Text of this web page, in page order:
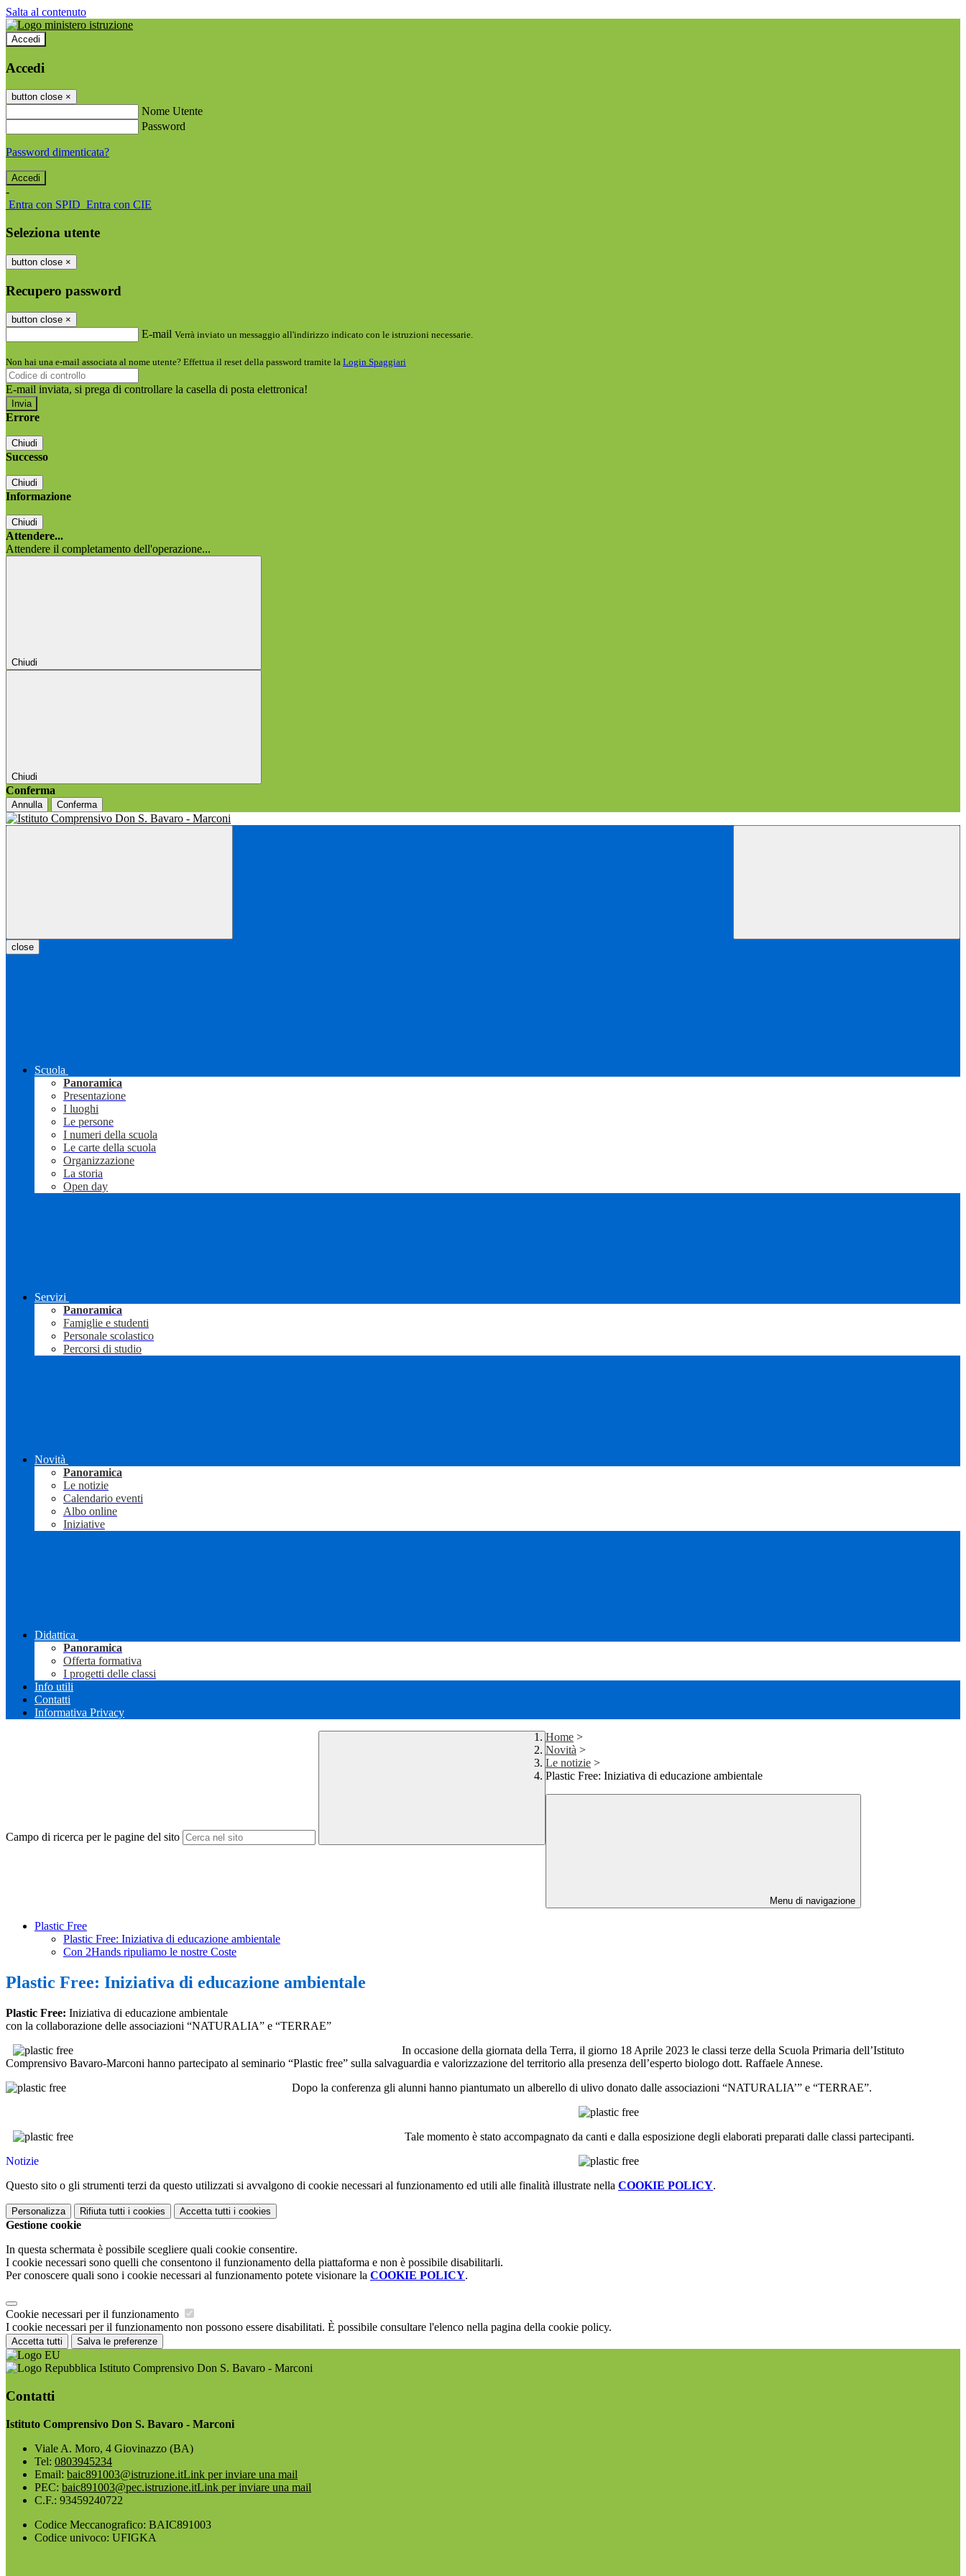
Salta al contenuto
Accedi
Accedi
button close ×
Nome Utente
Password
Password dimenticata?
-
Entra con SPID Entra con CIE
Seleziona utente
button close ×
Recupero password
button close ×
E-mail Verrà inviato un messaggio all'indirizzo indicato con le istruzioni necessarie.
Non hai una e-mail associata al nome utente? Effettua il reset della password tramite la Login Spaggiari
E-mail inviata, si prega di controllare la casella di posta elettronica!
Errore
Chiudi
Successo
Chiudi
Informazione
Chiudi
Attendere...
Attendere il completamento dell'operazione...
Chiudi
Chiudi
Conferma
Annulla Conferma
close
Scuola
Panoramica
Presentazione
I luoghi
Le persone
I numeri della scuola
Le carte della scuola
Organizzazione
La storia
Open day
Servizi
Panoramica
Famiglie e studenti
Personale scolastico
Percorsi di studio
Novità
Panoramica
Le notizie
Calendario eventi
Albo online
Iniziative
Didattica
Panoramica
Offerta formativa
I progetti delle classi
Info utili
Contatti
Informativa Privacy
Campo di ricerca per le pagine del sito
Home >
Novità >
Le notizie >
Plastic Free: Iniziativa di educazione ambientale
Menu di navigazione
Plastic Free
Plastic Free: Iniziativa di educazione ambientale
Con 2Hands ripuliamo le nostre Coste
Plastic Free: Iniziativa di educazione ambientale
Plastic Free: Iniziativa di educazione ambientale
con la collaborazione delle associazioni “NATURALIA” e “TERRAE”
In occasione della giornata della Terra, il giorno 18 Aprile 2023 le classi terze della Scuola Primaria dell’Istituto
Comprensivo Bavaro-Marconi hanno partecipato al seminario “Plastic free” sulla salvaguardia e valorizzazione del territorio alla presenza dell’esperto biologo dott. Raffaele Annese.
Dopo la conferenza gli alunni hanno piantumato un alberello di ulivo donato dalle associazioni “NATURALIA’” e “TERRAE”.
Tale momento è stato accompagnato da canti e dalla esposizione degli elaborati preparati dalle classi partecipanti.
Notizie
Questo sito o gli strumenti terzi da questo utilizzati si avvalgono di cookie necessari al funzionamento ed utili alle finalità illustrate nella COOKIE POLICY.
Personalizza Rifiuta tutti i cookies Accetta tutti i cookies
Gestione cookie
In questa schermata è possibile scegliere quali cookie consentire.
I cookie necessari sono quelli che consentono il funzionamento della piattaforma e non è possibile disabilitarli.
Per conoscere quali sono i cookie necessari al funzionamento potete visionare la COOKIE POLICY.
Cookie necessari per il funzionamento
I cookie necessari per il funzionamento non possono essere disabilitati. È possibile consultare l'elenco nella pagina della cookie policy.
Accetta tutti Salva le preferenze
Istituto Comprensivo Don S. Bavaro - Marconi
Contatti
Istituto Comprensivo Don S. Bavaro - Marconi
Viale A. Moro, 4 Giovinazzo (BA)
Tel: 0803945234
Email: baic891003@istruzione.itLink per inviare una mail
PEC: baic891003@pec.istruzione.itLink per inviare una mail
C.F.: 93459240722
Codice Meccanografico: BAIC891003
Codice univoco: UFIGKA